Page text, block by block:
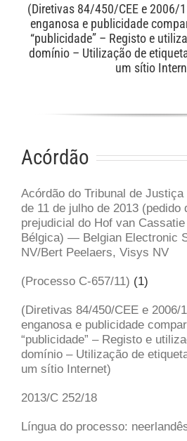
(Diretivas 84/450/CEE e 2006/
enganosa e publicidade
“publicidade” – Registo e
domínio – Utilização de
um sítio
Acórdão
Acórdão do Tribunal de
de 11 de julho de 2013 (pedido
prejudicial do Hof van
Bélgica) — Belgian Electronic
NV/Bert Peelaers, Visys NV
(Processo C-657/11) (1)
(Diretivas 84/450/CEE e 2006/
enganosa e publicidade
“publicidade” – Registo e
domínio – Utilização de
um sítio Internet)
2013/C 252/18
Língua do processo: